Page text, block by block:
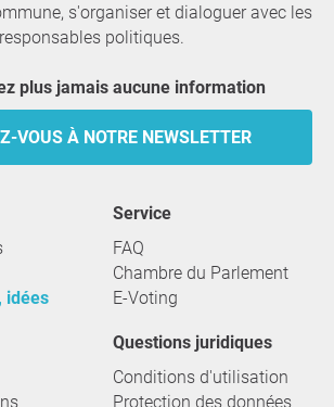
s'organiser et dialoguer avec les
responsables politiques.
plus jamais aucune information
VOUS À NOTRE NEWSLETTER
idées
service
FAQ
Chambre du Parlement
E-Voting
Questions juridiques
Conditions d'utilisation
Protection des données